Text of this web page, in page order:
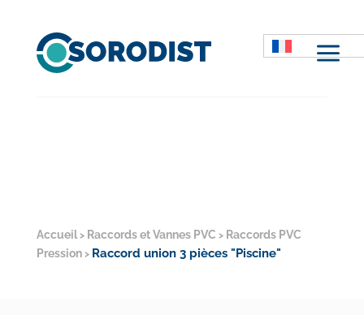
M
Accueil> Raccords et Vannes PVC > Raccords PVC
Pression> Raccord union 3 pièces "Piscine"